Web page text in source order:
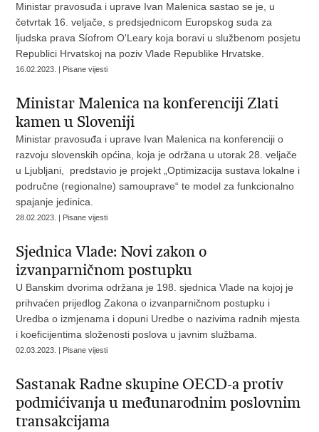
Ministar pravosuđa i uprave Ivan Malenica sastao se je, u
četvrtak 16. veljače, s predsjednicom Europskog suda za
ljudska prava Síofrom O'Leary koja boravi u službenom posjetu
Republici Hrvatskoj na poziv Vlade Republike Hrvatske.
16.02.2023. | Pisane vijesti
Ministar Malenica na konferenciji Zlati
kamen u Sloveniji
Ministar pravosuđa i uprave Ivan Malenica na konferenciji o
razvoju slovenskih općina, koja je održana u utorak 28. veljače
u Ljubljani, predstavio je projekt „Optimizacija sustava lokalne i
područne (regionalne) samouprave“ te model za funkcionalno
spajanje jedinica.
28.02.2023. | Pisane vijesti
Sjednica Vlade: Novi zakon o
izvanparničnom postupku
U Banskim dvorima održana je 198. sjednica Vlade na kojoj je
prihvaćen prijedlog Zakona o izvanparničnom postupku i
Uredba o izmjenama i dopuni Uredbe o nazivima radnih mjesta
i koeficijentima složenosti poslova u javnim službama.
02.03.2023. | Pisane vijesti
Sastanak Radne skupine OECD-a protiv
podmićivanja u međunarodnim poslovnim
transakcijama